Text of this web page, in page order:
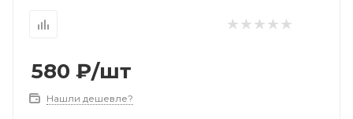
580 ₽/шт
Нашли дешевле?